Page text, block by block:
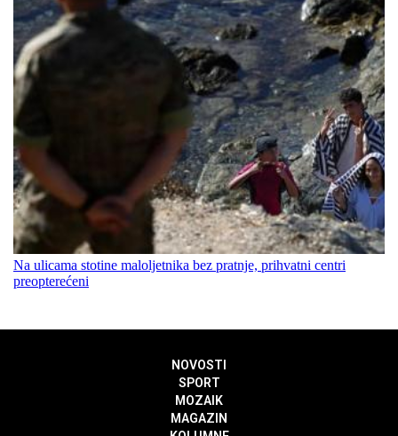
Na ulicama stotine maloljetnika bez pratnje, prihvatni centri
preopterećeni
NOVOSTI
SPORT
MOZAIK
MAGAZIN